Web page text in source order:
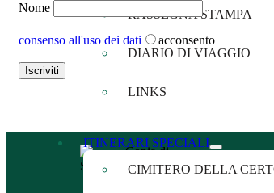
RASSEGNA STAMPA
DIARIO DI VIAGGIO
LINKS
ITINERARI SPECIALI
CIMITERO DELLA
Nome
consenso all'uso dei dati acconsento